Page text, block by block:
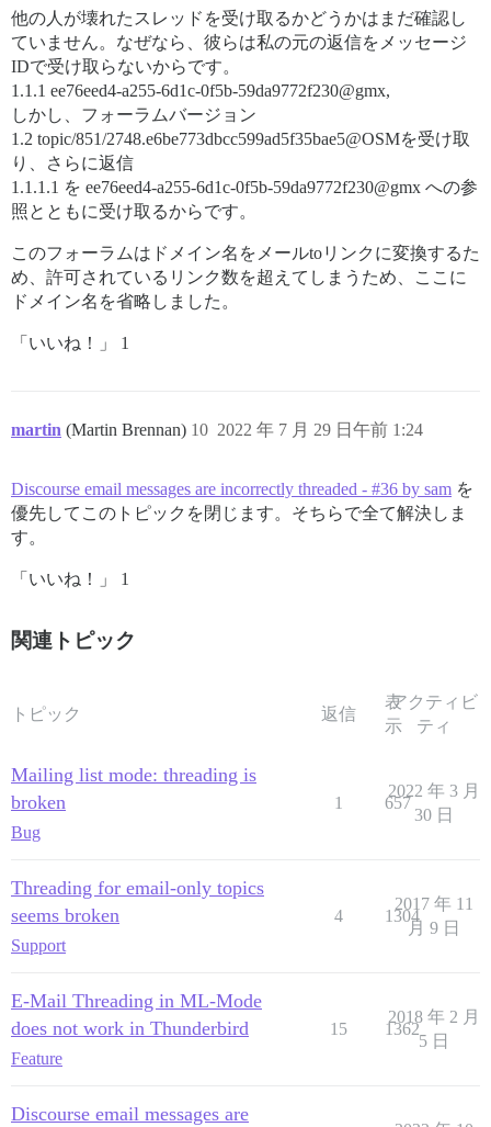
他の人が壊れたスレッドを受け取るかどうかはまだ確認し
ていません。なぜなら、彼らは私の元の返信をメッセージ
IDで受け取らないからです。
1.1.1 ee76eed4-a255-6d1c-0f5b-59da9772f230@gmx,
しかし、フォーラムバージョン
1.2 topic/851/2748.e6be773dbcc599ad5f35bae5@OSMを受け取
り、さらに返信
1.1.1.1 を ee76eed4-a255-6d1c-0f5b-59da9772f230@gmx への参
照とともに受け取るからです。
このフォーラムはドメイン名をメールtoリンクに変換するた
め、許可されているリンク数を超えてしまうため、ここに
ドメイン名を省略しました。
「いいね！」 1
martin (Martin Brennan) 2022 年 7 月 29 日午前 1:24
10
Discourse email messages are incorrectly threaded - #36 by sam を
優先してこのトピックを閉じます。そちらで全て解決しま
す。
「いいね！」 1
関連トピック
トピック 返信
表
示
アクティビ
ティ
Mailing list mode: threading is
broken
Bug
1 657
2022 年 3 月
30 日
Threading for email-only topics
seems broken
Support
4 1304
2017 年 11
月 9 日
E-Mail Threading in ML-Mode
does not work in Thunderbird
Feature
15 1362
2018 年 2 月
5 日
Discourse email messages are